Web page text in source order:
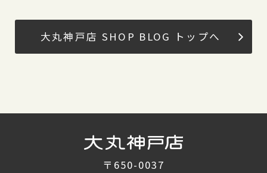
大丸神戸店 SHOP BLOG トップへ
〒650-0037